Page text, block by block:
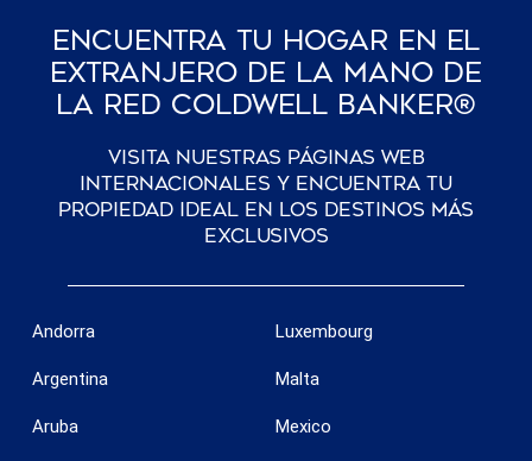
Encuentra Tu Hogar En El
Extranjero De La Mano De
La Red Coldwell Banker®
Visita nuestras páginas web
internacionales y encuentra tu
propiedad ideal en los destinos más
exclusivos
Andorra
Argentina
Aruba
Luxembourg
Malta
Mexico